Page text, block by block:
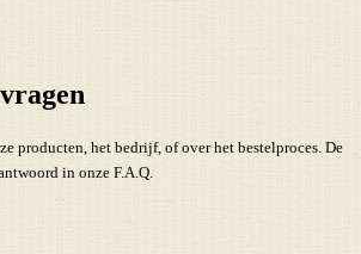
producten, het bedrijf, of over het bestelproces. De
in onze F.A.Q.